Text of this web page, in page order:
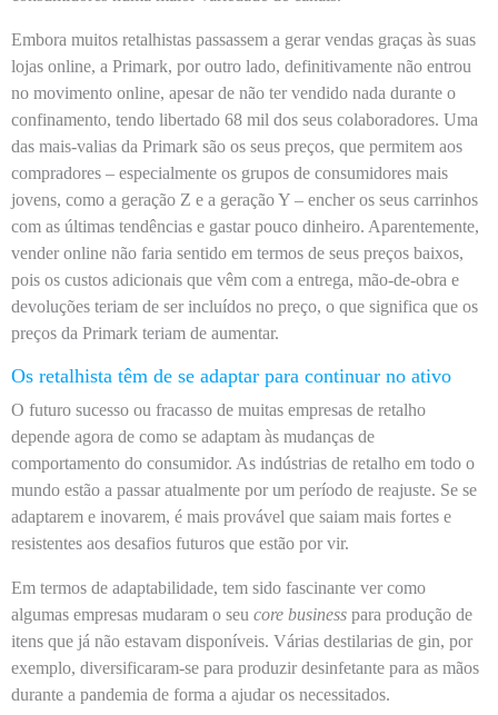
Embora muitos retalhistas passassem a gerar vendas graças às suas
lojas online, a Primark, por outro lado, definitivamente não entrou
no movimento online, apesar de não ter vendido nada durante o
confinamento, tendo libertado 68 mil dos seus colaboradores. Uma
das mais-valias da Primark são os seus preços, que permitem aos
compradores – especialmente os grupos de consumidores mais
jovens, como a geração Z e a geração Y – encher os seus carrinhos
com as últimas tendências e gastar pouco dinheiro. Aparentemente,
vender online não faria sentido em termos de seus preços baixos,
pois os custos adicionais que vêm com a entrega, mão-de-obra e
devoluções teriam de ser incluídos no preço, o que significa que os
preços da Primark teriam de aumentar.
Os retalhista têm de se adaptar para continuar no ativo
O futuro sucesso ou fracasso de muitas empresas de retalho
depende agora de como se adaptam às mudanças de
comportamento do consumidor. As indústrias de retalho em todo o
mundo estão a passar atualmente por um período de reajuste. Se se
adaptarem e inovarem, é mais provável que saiam mais fortes e
resistentes aos desafios futuros que estão por vir.
Em termos de adaptabilidade, tem sido fascinante ver como
algumas empresas mudaram o seu core business para produção de
itens que já não estavam disponíveis. Várias destilarias de gin, por
exemplo, diversificaram-se para produzir desinfetante para as mãos
durante a pandemia de forma a ajudar os necessitados.